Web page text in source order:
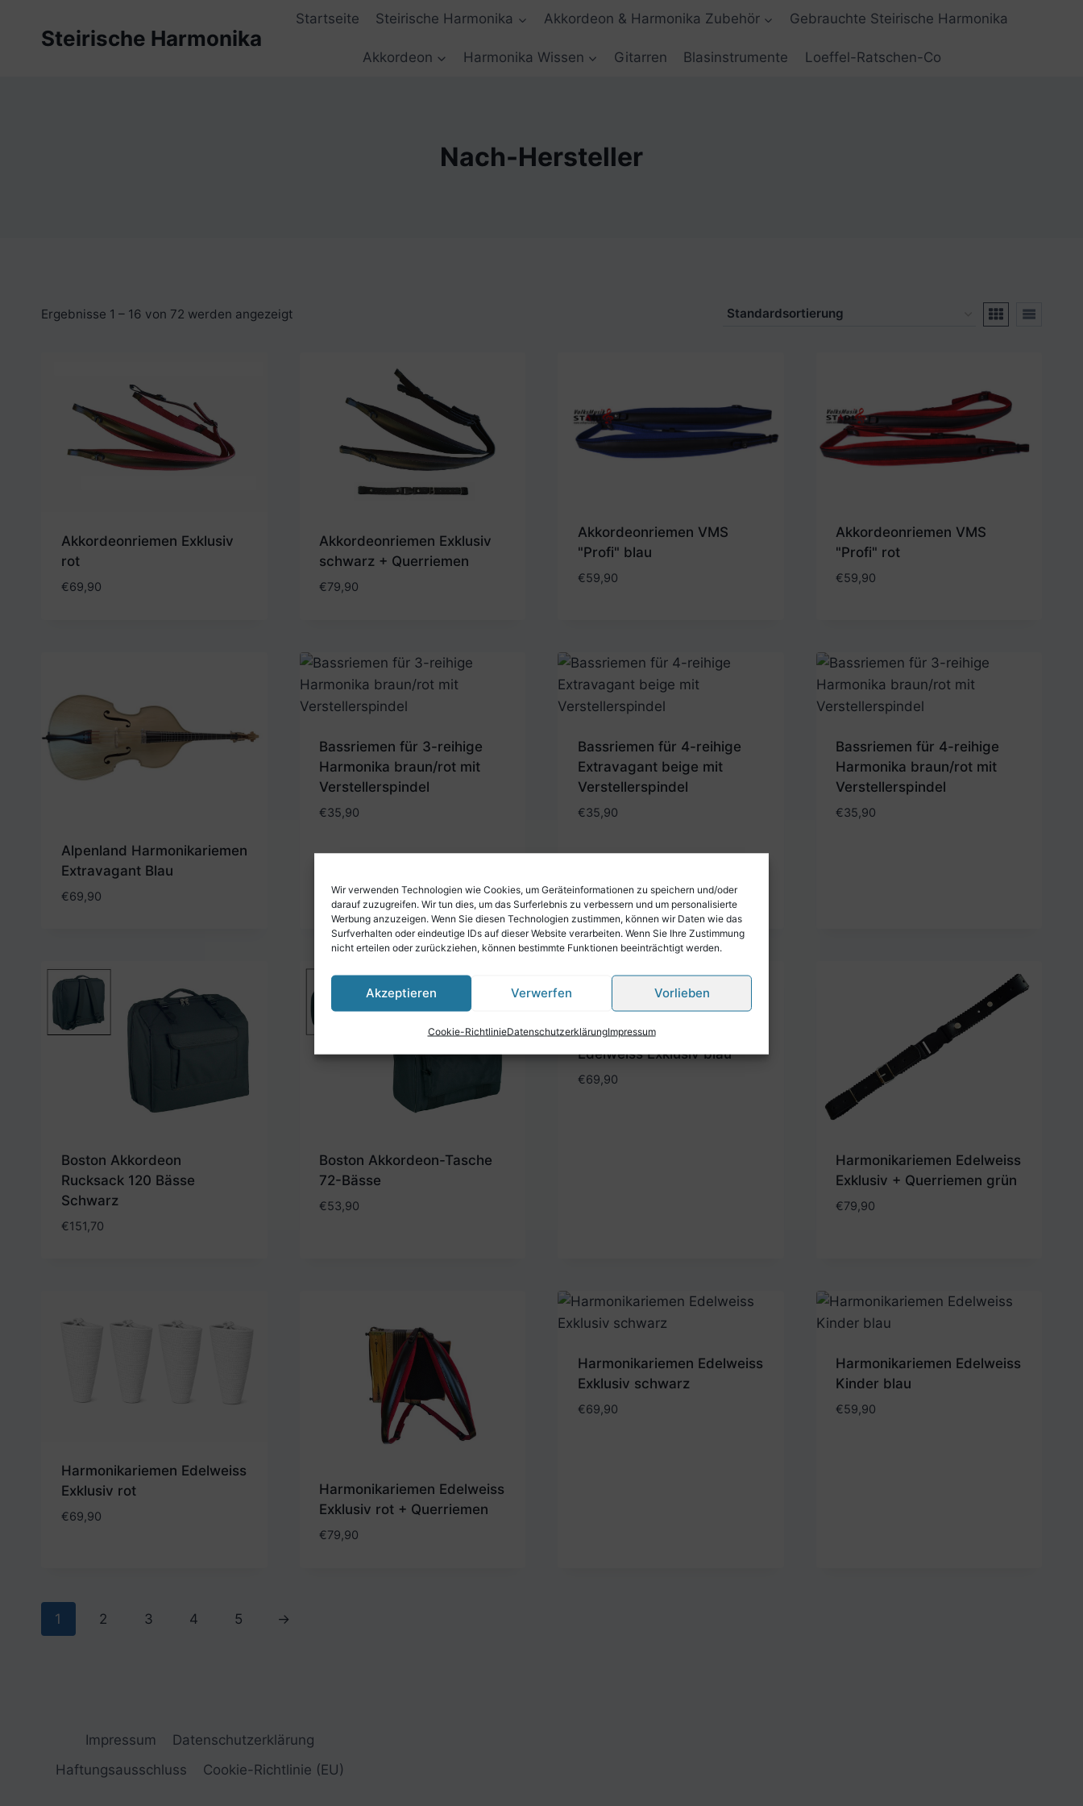
Wir verwenden Technologien wie Cookies, um Geräteinformationen zu speichern und/oder
darauf zuzugreifen. Wir tun dies, um das Surferlebnis zu verbessern und um personalisierte
Werbung anzuzeigen. Wenn Sie diesen Technologien zustimmen, können wir Daten wie das
Surfverhalten oder eindeutige IDs auf dieser Website verarbeiten. Wenn Sie Ihre Zustimmung
nicht erteilen oder zurückziehen, können bestimmte Funktionen beeinträchtigt werden.
Akzeptieren Verwerfen Vorlieben
Cookie-RichtlinieDatenschutzerklärungImpressum
Steirische Harmonika
Startseite Steirische Harmonika Akkordeon & Harmonika Zubehör Gebrauchte Steirische Harmonika
Akkordeon Harmonika Wissen Gitarren Blasinstrumente Loeffel-Ratschen-Co
Nach-Hersteller
Ergebnisse 1 – 16 von 72 werden angezeigt
Akkordeonriemen Exklusiv
rot
€69,90
Akkordeonriemen Exklusiv
schwarz + Querriemen
€79,90
Akkordeonriemen VMS
"Profi" blau
€59,90
Akkordeonriemen VMS
"Profi" rot
€59,90
Alpenland Harmonikariemen
Extravagant Blau
€69,90
Bassriemen für 3-reihige
Harmonika braun/rot mit
Verstellerspindel
€35,90
Bassriemen für 4-reihige
Extravagant beige mit
Verstellerspindel
€35,90
Bassriemen für 4-reihige
Harmonika braun/rot mit
Verstellerspindel
€35,90
Boston Akkordeon
Rucksack 120 Bässe
Schwarz
€151,70
Boston Akkordeon-Tasche
72-Bässe
€53,90
Haremonikariemen
Edelweiss Exklusiv blau
€69,90
Harmonikariemen Edelweiss
Exklusiv + Querriemen grün
€79,90
Harmonikariemen Edelweiss
Exklusiv rot
€69,90
Harmonikariemen Edelweiss
Exklusiv rot + Querriemen
€79,90
Harmonikariemen Edelweiss
Exklusiv schwarz
€69,90
Harmonikariemen Edelweiss
Kinder blau
€59,90
1 2 3 4 5 →
Impressum
Datenschutzerklärung
Haftungsausschluss
Cookie-Richtlinie (EU)